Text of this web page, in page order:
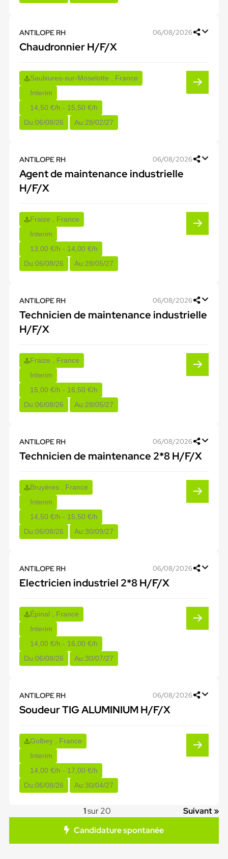
ANTILOPE RH 06/08/2026
Chaudronnier H/F/X
Saulxures-sur-Moselotte , France
Interim
14,50 €/h - 15,50 €/h
Du:06/08/26 Au:28/02/27
ANTILOPE RH 06/08/2026
Agent de maintenance industrielle
H/F/X
Fraize , France
Interim
13,00 €/h - 14,00 €/h
Du:06/08/26 Au:28/05/27
ANTILOPE RH 06/08/2026
Technicien de maintenance industrielle
H/F/X
Fraize , France
Interim
15,00 €/h - 16,50 €/h
Du:06/08/26 Au:28/05/27
ANTILOPE RH 06/08/2026
Technicien de maintenance 2*8 H/F/X
Bruyères , France
Interim
14,50 €/h - 15,50 €/h
Du:06/08/26 Au:30/09/27
ANTILOPE RH 06/08/2026
Electricien industriel 2*8 H/F/X
Épinal , France
Interim
14,00 €/h - 16,00 €/h
Du:06/08/26 Au:30/07/27
ANTILOPE RH 06/08/2026
Soudeur TIG ALUMINIUM H/F/X
Golbey , France
Interim
14,00 €/h - 17,00 €/h
Du:06/08/26 Au:30/04/27
1sur 20
Suivant »
Candidature spontanée